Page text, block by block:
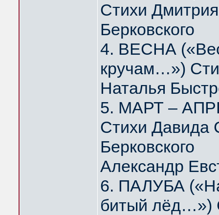
Стихи
Берковского
4. ВЕСНА
кручам…»)
Наталья
5. МАРТ –
Стихи Давида
Берковского
Александр
6. ПАЛУБА
битый лёд…»)